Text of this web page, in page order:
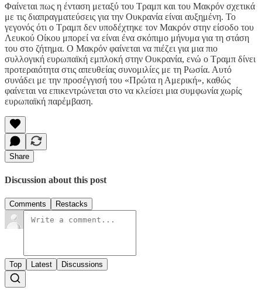
Φαίνεται πως η ένταση μεταξύ του Τραμπ και του Μακρόν σχετικά
με τις διαπραγματεύσεις για την Ουκρανία είναι αυξημένη. Το
γεγονός ότι ο Τραμπ δεν υποδέχτηκε τον Μακρόν στην είσοδο του
Λευκού Οίκου μπορεί να είναι ένα σκόπιμο μήνυμα για τη στάση
του στο ζήτημα. Ο Μακρόν φαίνεται να πιέζει για μια πιο
συλλογική ευρωπαϊκή εμπλοκή στην Ουκρανία, ενώ ο Τραμπ δίνει
προτεραιότητα στις απευθείας συνομιλίες με τη Ρωσία. Αυτό
συνάδει με την προσέγγισή του «Πρώτα η Αμερική», καθώς
φαίνεται να επικεντρώνεται στο να κλείσει μια συμφωνία χωρίς
ευρωπαϊκή παρέμβαση.
Share
Discussion about this post
Comments Restacks
Top Latest Discussions